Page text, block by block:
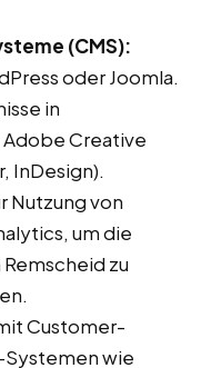
(CMS):
oder Joomla.
in
Creative
InDesign).
Nutzung von
um die
zu
Customer-
wie